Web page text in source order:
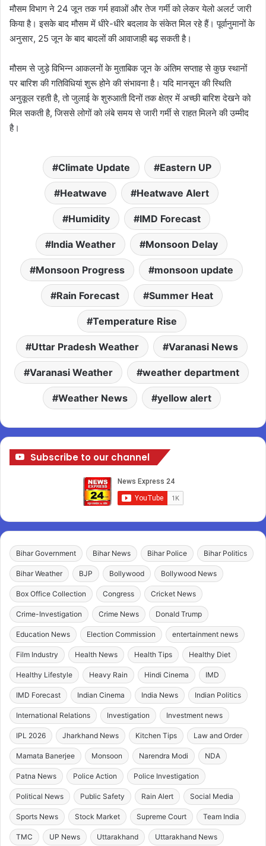
मौसम विभाग ने 24 जून तक गर्म हवाओं और तेज गर्मी को लेकर येलो अलर्ट जारी
किया है। इसके बाद मौसम में धीरे-धीरे बदलाव के संकेत मिल रहे हैं। पूर्वानुमानों के
अनुसार, 25 जून के बाद बादलों की आवाजाही बढ़ सकती है।
मौसम से जुड़े विभिन्न आकलनों के मुताबिक जून के अंतिम सप्ताह से कुछ स्थानों
पर बारिश की गतिविधियां शुरू होने की संभावना है। यदि मानसून की स्थिति
अनुकूल रहती है, तो जुलाई के शुरुआती दिनों तक क्षेत्र में अच्छी बारिश देखने को
मिल सकती है, जिससे लोगों को लंबे समय से जारी गर्मी से राहत मिलने की उम्मीद
है।
Climate Update Eastern UP
Heatwave Heatwave Alert
Humidity IMD Forecast
India Weather Monsoon Delay
Monsoon Progress monsoon update
Rain Forecast Summer Heat
Temperature Rise
Uttar Pradesh Weather Varanasi News
Varanasi Weather weather department
Weather News yellow alert
Subscribe to our channel
Bihar Government Bihar News Bihar Police Bihar Politics
Bihar Weather BJP Bollywood Bollywood News
Box Office Collection Congress Cricket News
Crime-Investigation Crime News Donald Trump
Education News Election Commission entertainment news
Film Industry Health News Health Tips Healthy Diet
Healthy Lifestyle Heavy Rain Hindi Cinema IMD
IMD Forecast Indian Cinema India News Indian Politics
International Relations Investigation Investment news
IPL 2026 Jharkhand News Kitchen Tips Law and Order
Mamata Banerjee Monsoon Narendra Modi NDA
Patna News Police Action Police Investigation
Political News Public Safety Rain Alert Social Media
Sports News Stock Market Supreme Court Team India
TMC UP News Uttarakhand Uttarakhand News